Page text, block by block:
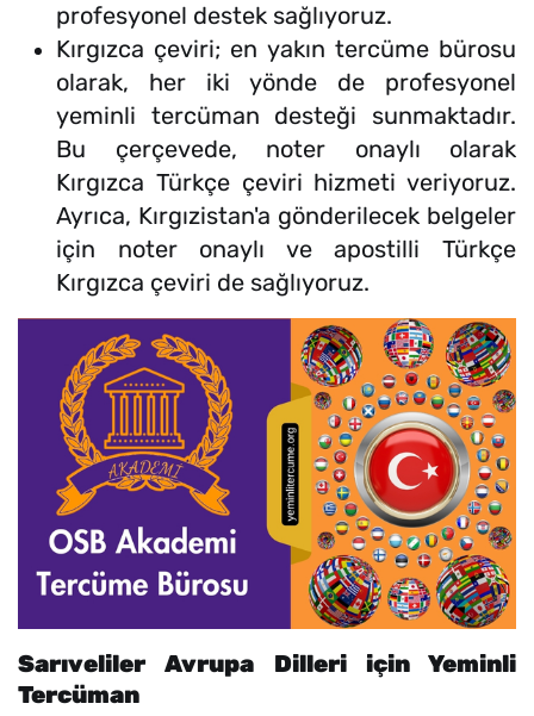
profesyonel destek sağlıyoruz.
Kırgızca çeviri; en yakın tercüme bürosu
olarak, her iki yönde de profesyonel
yeminli tercüman desteği sunmaktadır.
Bu çerçevede, noter onaylı olarak
Kırgızca Türkçe çeviri hizmeti veriyoruz.
Ayrıca, Kırgızistan'a gönderilecek belgeler
için noter onaylı ve apostilli Türkçe
Kırgızca çeviri de sağlıyoruz.
Sarıveliler Avrupa Dilleri için Yeminli
Tercüman